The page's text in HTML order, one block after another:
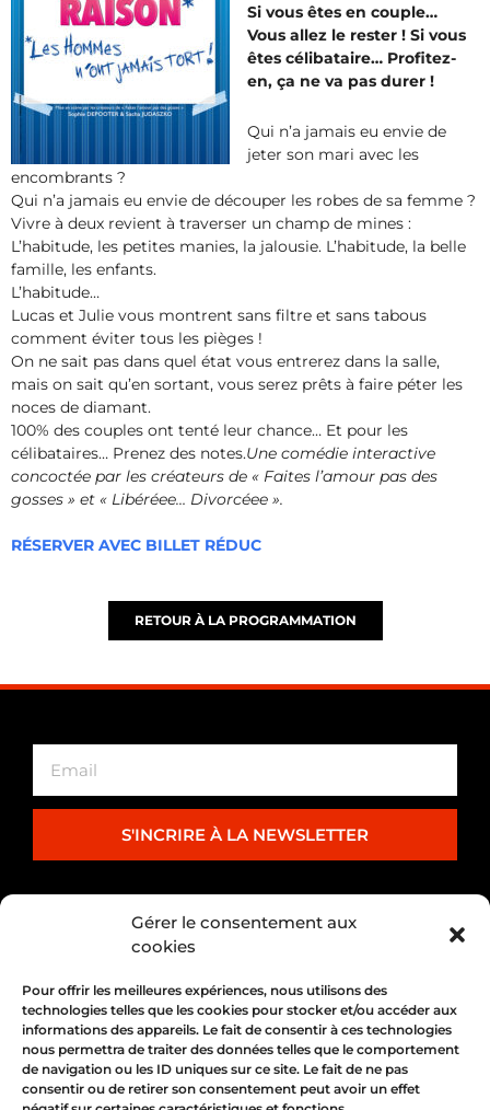
Gérer le consentement aux
cookies
Pour offrir les meilleures expériences, nous utilisons des
technologies telles que les cookies pour stocker et/ou accéder aux
informations des appareils. Le fait de consentir à ces technologies
nous permettra de traiter des données telles que le comportement
de navigation ou les ID uniques sur ce site. Le fait de ne pas
consentir ou de retirer son consentement peut avoir un effet
Si vous êtes en couple…
Vous allez le rester ! Si vous
êtes célibataire… Profitez-
en, ça ne va pas durer !
Qui n’a jamais eu envie de
jeter son mari avec les
encombrants ?
Qui n’a jamais eu envie de découper les robes de sa femme ?
Vivre à deux revient à traverser un champ de mines :
L’habitude, les petites manies, la jalousie. L’habitude, la belle
famille, les enfants.
L’habitude…
Lucas et Julie vous montrent sans filtre et sans tabous
comment éviter tous les pièges !
On ne sait pas dans quel état vous entrerez dans la salle,
mais on sait qu’en sortant, vous serez prêts à faire péter les
noces de diamant.
100% des couples ont tenté leur chance… Et pour les
célibataires… Prenez des notes.Une comédie interactive
concoctée par les créateurs de « Faites l’amour pas des
gosses » et « Libéréee… Divorcéee ».
RÉSERVER AVEC BILLET RÉDUC
RETOUR À LA PROGRAMMATION
S'INCRIRE À LA NEWSLETTER
PARTENARIAT